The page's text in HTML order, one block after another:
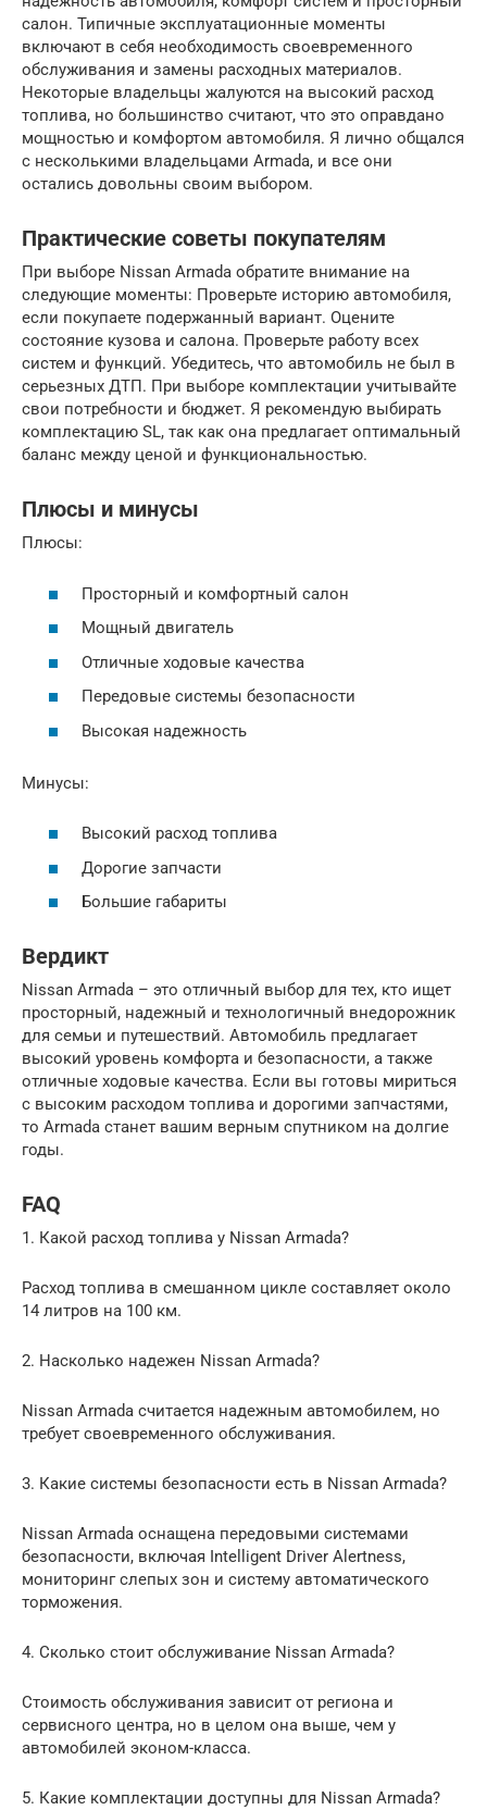
салон. Типичные эксплуатационные моменты
включают в себя необходимость своевременного
обслуживания и замены расходных материалов.
Некоторые владельцы жалуются на высокий расход
топлива, но большинство считают, что это оправдано
мощностью и комфортом автомобиля. Я лично общался
с несколькими владельцами Armada, и все они
остались довольны своим выбором.
Практические советы покупателям
При выборе Nissan Armada обратите внимание на
следующие моменты: Проверьте историю автомобиля,
если покупаете подержанный вариант. Оцените
состояние кузова и салона. Проверьте работу всех
систем и функций. Убедитесь, что автомобиль не был в
серьезных ДТП. При выборе комплектации учитывайте
свои потребности и бюджет. Я рекомендую выбирать
комплектацию SL, так как она предлагает оптимальный
баланс между ценой и функциональностью.
Плюсы и минусы
Плюсы:
Просторный и комфортный салон
Мощный двигатель
Отличные ходовые качества
Передовые системы безопасности
Высокая надежность
Минусы:
Высокий расход топлива
Дорогие запчасти
Большие габариты
Вердикт
Nissan Armada – это отличный выбор для тех, кто ищет
просторный, надежный и технологичный внедорожник
для семьи и путешествий. Автомобиль предлагает
высокий уровень комфорта и безопасности, а также
отличные ходовые качества. Если вы готовы мириться
с высоким расходом топлива и дорогими запчастями,
то Armada станет вашим верным спутником на долгие
годы.
FAQ
1. Какой расход топлива у Nissan Armada?
Расход топлива в смешанном цикле составляет около
14 литров на 100 км.
2. Насколько надежен Nissan Armada?
Nissan Armada считается надежным автомобилем, но
требует своевременного обслуживания.
3. Какие системы безопасности есть в Nissan Armada?
Nissan Armada оснащена передовыми системами
безопасности, включая Intelligent Driver Alertness,
мониторинг слепых зон и систему автоматического
торможения.
4. Сколько стоит обслуживание Nissan Armada?
Стоимость обслуживания зависит от региона и
сервисного центра, но в целом она выше, чем у
автомобилей эконом-класса.
5. Какие комплектации доступны для Nissan Armada?